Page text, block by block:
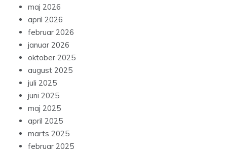
maj 2026
april 2026
februar 2026
januar 2026
oktober 2025
august 2025
juli 2025
juni 2025
maj 2025
april 2025
marts 2025
februar 2025